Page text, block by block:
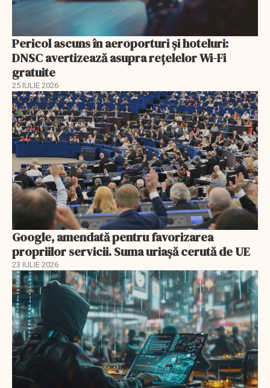
Pericol ascuns în aeroporturi și hoteluri:
DNSC avertizează asupra rețelelor Wi-Fi
gratuite
25 IULIE 2026
Google, amendată pentru favorizarea
propriilor servicii. Suma uriașă cerută de UE
23 IULIE 2026